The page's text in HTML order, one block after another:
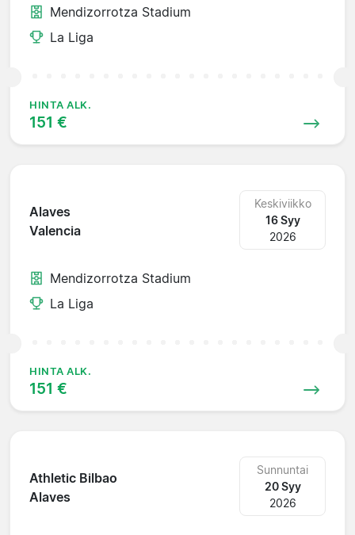
Mendizorrotza Stadium
La Liga
HINTA ALK.
151 €
Alaves
Valencia
Keskiviikko
16 Syy
2026
Mendizorrotza Stadium
La Liga
HINTA ALK.
151 €
Athletic Bilbao
Alaves
Sunnuntai
20 Syy
2026